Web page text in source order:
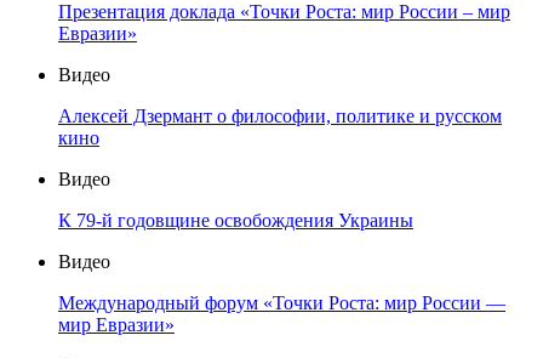
Презентация доклада «Точки Роста: мир России – мир
Евразии»
Видео
Алексей Дзермант о философии, политике и русском
кино
Видео
К 79-й годовщине освобождения Украины
Видео
Международный форум «Точки Роста: мир России —
мир Евразии»